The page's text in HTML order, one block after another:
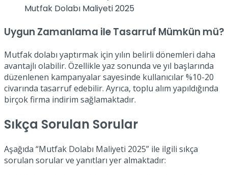
Mutfak Dolabı Maliyeti 2025
Uygun Zamanlama ile Tasarruf Mümkün mü?
Mutfak dolabı yaptırmak için yılın belirli dönemleri daha
avantajlı olabilir. Özellikle yaz sonunda ve yıl başlarında
düzenlenen kampanyalar sayesinde kullanıcılar %10-20
civarında tasarruf edebilir. Ayrıca, toplu alım yapıldığında
birçok firma indirim sağlamaktadır.
Sıkça Sorulan Sorular
Aşağıda “Mutfak Dolabı Maliyeti 2025” ile ilgili sıkça
sorulan sorular ve yanıtları yer almaktadır: